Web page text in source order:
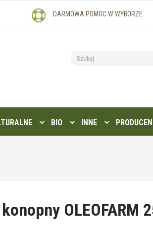
DARMOWA POMOC W WYBORZE
BIO INNE
OLEOFARM